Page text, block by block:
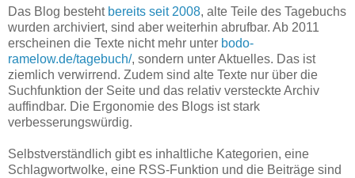
Das Blog besteht bereits seit 2008, alte Teile des Tagebuchs
wurden archiviert, sind aber weiterhin abrufbar. Ab 2011
erscheinen die Texte nicht mehr unter bodo-
ramelow.de/tagebuch/, sondern unter Aktuelles. Das ist
ziemlich verwirrend. Zudem sind alte Texte nur über die
Suchfunktion der Seite und das relativ versteckte Archiv
auffindbar. Die Ergonomie des Blogs ist stark
verbesserungswürdig.
Selbstverständlich gibt es inhaltliche Kategorien, eine
Schlagwortwolke, eine RSS-Funktion und die Beiträge sind